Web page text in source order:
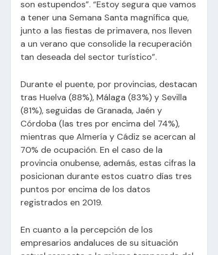
son estupendos”. “Estoy segura que vamos
a tener una Semana Santa magnífica que,
junto a las fiestas de primavera, nos lleven
a un verano que consolide la recuperación
tan deseada del sector turístico”.
Durante el puente, por provincias, destacan
tras Huelva (88%), Málaga (83%) y Sevilla
(81%), seguidas de Granada, Jaén y
Córdoba (las tres por encima del 74%),
mientras que Almería y Cádiz se acercan al
70% de ocupación. En el caso de la
provincia onubense, además, estas cifras la
posicionan durante estos cuatro días tres
puntos por encima de los datos
registrados en 2019.
En cuanto a la percepción de los
empresarios andaluces de su situación